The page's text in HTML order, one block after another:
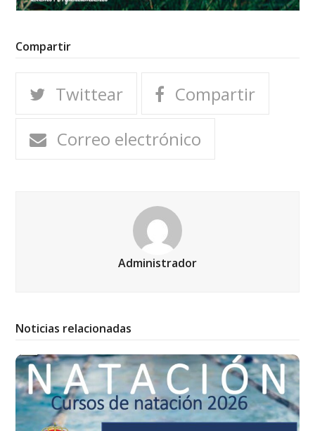
Compartir
Twittear
Compartir
Correo electrónico
Administrador
Noticias relacionadas